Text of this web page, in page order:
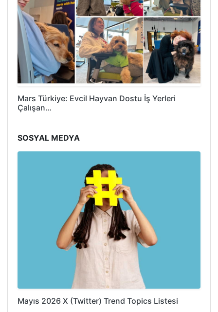
Mars Türkiye: Evcil Hayvan Dostu İş Yerleri
Çalışan…
SOSYAL MEDYA
Mayıs 2026 X (Twitter) Trend Topics Listesi